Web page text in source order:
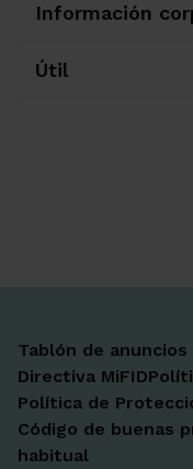
Información
Útil
Tablón de
Directiva MiFID
Política de
Código de buenas
habitual